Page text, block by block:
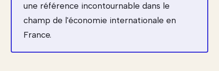
une référence incontournable dans le
champ de l'économie internationale en
France.